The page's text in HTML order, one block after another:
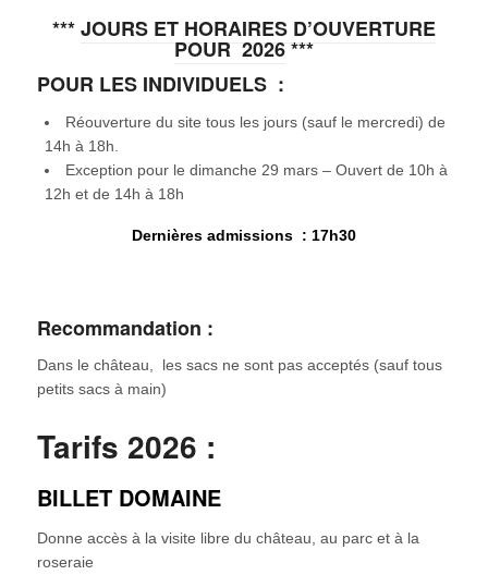
***JOURS ET HORAIRES D’OUVERTURE
POUR 2026***
POUR LES INDIVIDUELS :
Réouverture du site tous les jours (sauf le mercredi) de
14h à 18h.
Exception pour le dimanche 29 mars – Ouvert de 10h à
12h et de 14h à 18h
Dernières admissions : 17h30
Recommandation :
Dans le château, les sacs ne sont pas acceptés (sauf tous
petits sacs à main)
Tarifs 2026 :
BILLET DOMAINE
Donne accès à la visite libre du château, au parc et à la
roseraie